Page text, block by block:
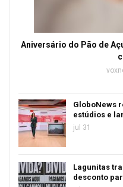
Aniversário do Pão de
GloboNews
estúdios e
jul 31
Lagunitas
desconto